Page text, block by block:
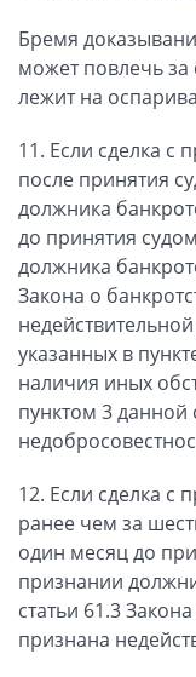
Бремя
может повлечь за
лежит на
11. Если сделка с
после принятия
должника
до принятия
должника
Закона о
указанных в
наличия иных
пунктом 3 данной
12. Если сделка с
ранее чем за
один месяц до
признании
статьи 61.3
признана